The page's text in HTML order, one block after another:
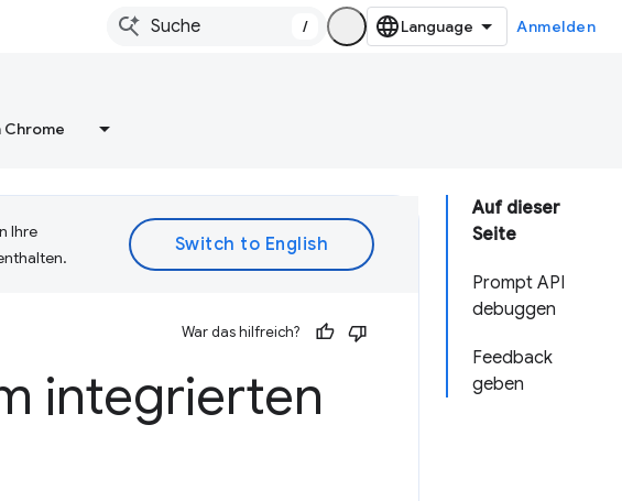
/ Anmelden
Chrome
Auf dieser
Seite
Prompt API
debuggen
Feedback
geben
Ihre
War das hilfreich?
integrierten